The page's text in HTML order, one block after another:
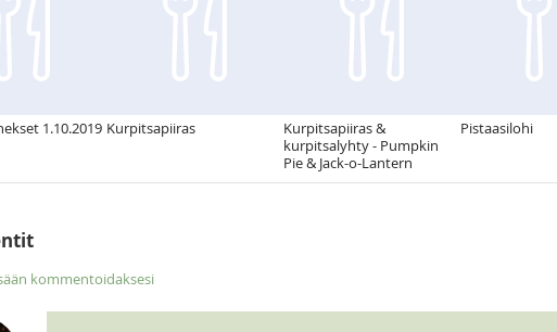
1.10.2019 Kurpitsapiiras
Kurpitsapiiras &
kurpitsalyhty - Pumpkin
Pie & Jack-o-Lantern
Pistaasilohi
kommentoidaksesi